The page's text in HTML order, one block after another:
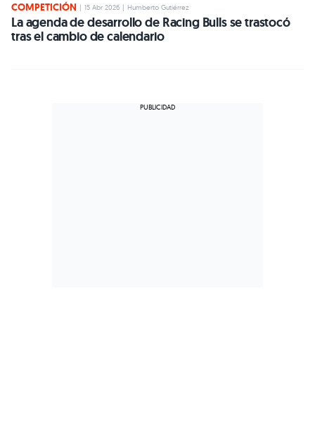
COMPETICIÓN | 15 Abr 2026 | Humberto Gutiérrez
La agenda de desarrollo de Racing Bulls se trastocó
tras el cambio de calendario